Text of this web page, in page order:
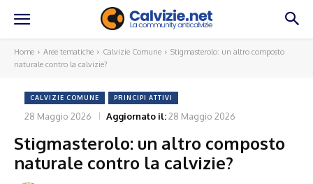
Home Aree tematiche Calvizie Comune
Stigmasterolo: un altro composto
naturale contro la calvizie?
CALVIZIE COMUNE PRINCIPI ATTIVI
28 Maggio 2026 Aggiornato il:28 Maggio 2026
Stigmasterolo: un altro composto
naturale contro la calvizie?